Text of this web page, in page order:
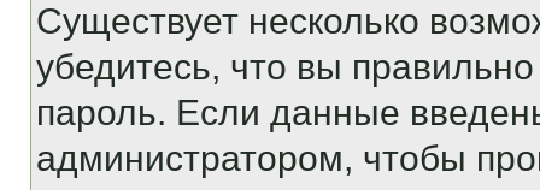
Существует несколько
убедитесь, что вы
пароль. Если данные
администратором, чтобы